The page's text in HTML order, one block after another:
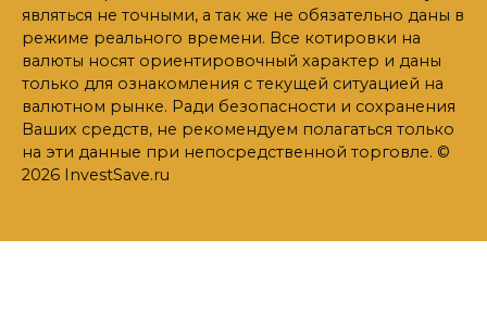
являться не точными, а так же не обязательно даны в
режиме реального времени. Все котировки на
валюты носят ориентировочный характер и даны
только для ознакомления с текущей ситуацией на
валютном рынке. Ради безопасности и сохранения
Ваших средств, не рекомендуем полагаться только
на эти данные при непосредственной торговле. ©
2026 InvestSave.ru